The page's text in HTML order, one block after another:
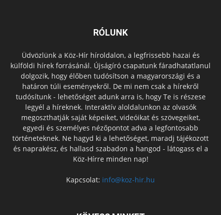
RÓLUNK
Üdvözlünk a Köz-Hír híroldalon, a legfrissebb hazai és
külföldi hírek forrásánál. Újságíró csapatunk fáradhatatlanul
dolgozik, hogy élőben tudósítson a magyarországi és a
határon túli eseményekről. De mi nem csak a hírekről
tudósítunk - lehetőséget adunk arra is, hogy Te is részese
legyél a híreknek. Interaktív aloldalunkon az olvasók
megoszthatják saját képeiket, videóikat és szövegeiket,
egyedi és személyes nézőpontot adva a legfontosabb
történeteknek. Ne hagyd ki a lehetőséget, maradj tájékozott
és naprakész, és hallasd szabadon a hangod - látogass el a
Köz-Hírre minden nap!
Kapcsolat: info@koz-hir.hu